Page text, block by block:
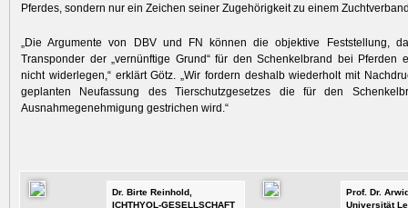
Pferdes, sondern nur ein Zeichen seiner Zugehörigkeit zu einem
„Die Argumente von DBV und FN können die objektive Feststellung,
Transponder der „vernünftige Grund“ für den Schenkelbrand bei Pferden
nicht widerlegen,“ erklärt Götz. „Wir fordern deshalb wiederholt mit
geplanten Neufassung des Tierschutzgesetzes die für den
Ausnahmegenehmigung gestrichen wird.“
Dr. Birte Reinhold,
ICHTHYOL-GESELLSCHAFT
Prof. Dr.
Universität